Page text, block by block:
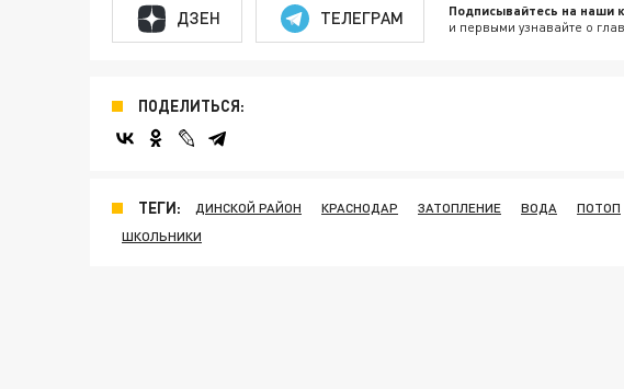
ДЗЕН ТЕЛЕГРАМ Подписывайтесь на наши
и первыми узнавайте о
ПОДЕЛИТЬСЯ:
ТЕГИ: ДИНСКОЙ РАЙОН КРАСНОДАР ЗАТОПЛЕНИЕ ВОДА ПОТОП
ШКОЛЬНИКИ